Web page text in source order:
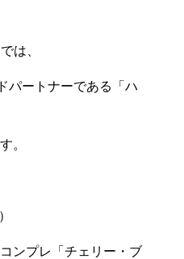
は、
パートナーである「ハ
。
ンプレ「チェリー・ブ